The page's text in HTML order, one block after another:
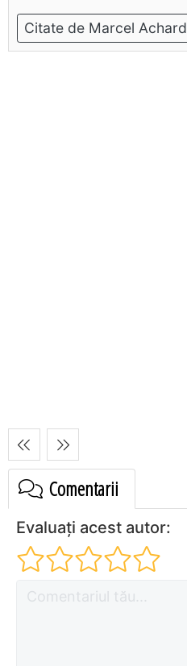
Citate de Marcel Achard
Comentarii
Evaluați acest autor: